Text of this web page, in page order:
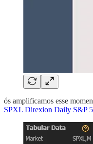
ós amplificamos esse
SPXL Direxion Daily S&P